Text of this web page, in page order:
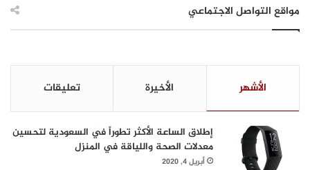
مواقع التواصل الاجتماعي
الأشهر الأخيرة تعليقات
إطلاق الساعة الأكثر تطوراً في السعودية لتحسين
معدلات الصحة واللياقة في المنزل
أبريل 4, 2020